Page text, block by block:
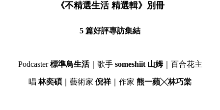
《不精選生活 精選輯》別冊
5 篇好評專訪集結
Podcaster標準鳥生活｜歌手 someshiit 山姆｜百合花主
唱林奕碩 ｜藝術家 倪祥｜作家 熊一蘋╳林巧棠